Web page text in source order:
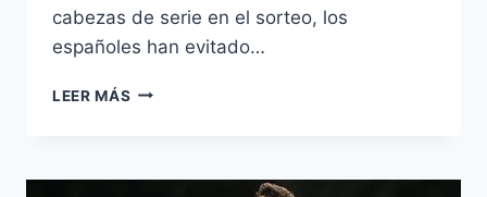
cabezas de serie en el sorteo, los
españoles han evitado…
LEER MÁS EZEQUIEL
CARAS